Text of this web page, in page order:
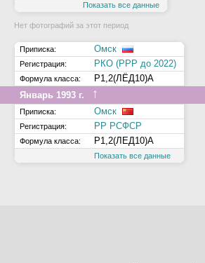
Показать все данные
Нет фотографий за этот период
Приписка: Омск
Регистрация: РКО (РРР до 2022)
Формула класса:
Р1,2(ЛЁД10)А
Январь 1993 г.
↑
Приписка: Омск
Регистрация: РР РСФСР
Формула класса: Р1,2(ЛЕД10)А
Показать все данные